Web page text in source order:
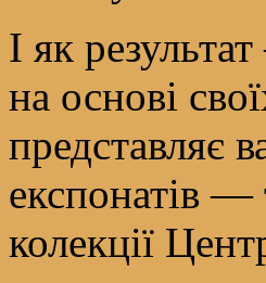
І як
на основі
представляє
експонатів —
колекції